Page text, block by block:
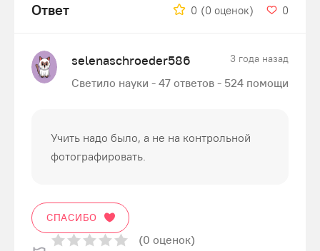
Ответ 0 (0 оценок) 0
selenaschroeder586 3 года назад
Светило науки - 47 ответов - 524 помощи
Учить надо было, а не на контрольной
фотографировать.
СПАСИБО
(0 оценок)